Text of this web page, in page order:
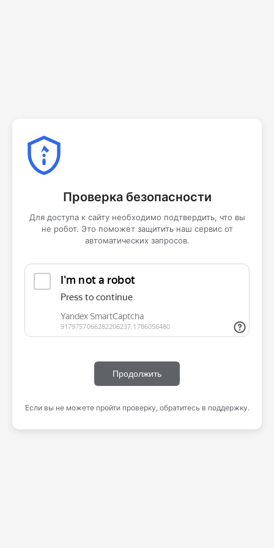
Проверка безопасности
Для доступа к сайту необходимо подтвердить, что вы
не робот. Это поможет защитить наш сервис от
автоматических запросов.
Продолжить
Если вы не можете пройти проверку, обратитесь в поддержку.